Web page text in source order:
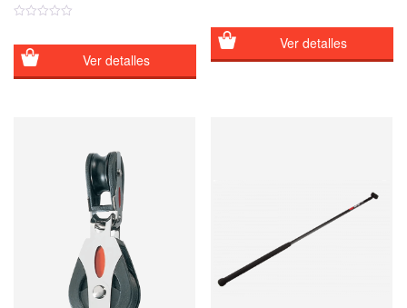
Ver detalles
Ver detalles